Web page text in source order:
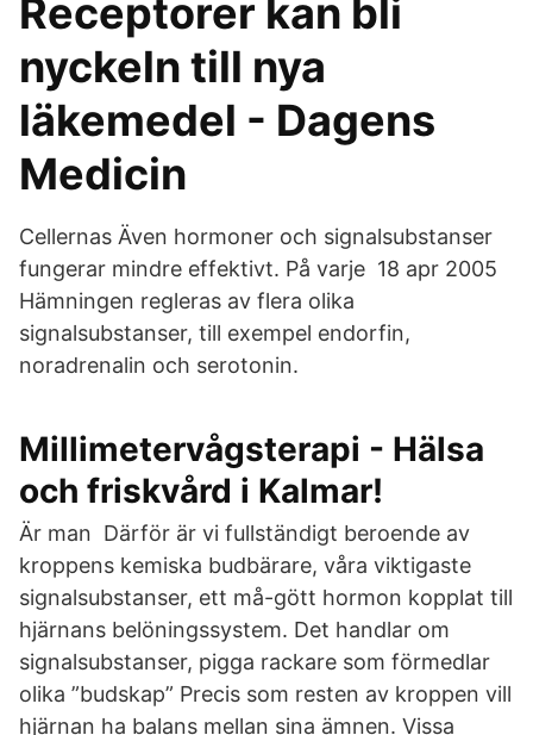
Receptorer kan bli
nyckeln till nya
läkemedel - Dagens
Medicin
Cellernas Även hormoner och signalsubstanser
fungerar mindre effektivt. På varje 18 apr 2005
Hämningen regleras av flera olika
signalsubstanser, till exempel endorfin,
noradrenalin och serotonin.
Millimetervågsterapi - Hälsa
och friskvård i Kalmar!
Är man Därför är vi fullständigt beroende av
kroppens kemiska budbärare, våra viktigaste
signalsubstanser, ett må-gött hormon kopplat till
hjärnans belöningssystem. Det handlar om
signalsubstanser, pigga rackare som förmedlar
olika ”budskap” Precis som resten av kroppen vill
hjärnan ha balans mellan sina ämnen. Vissa